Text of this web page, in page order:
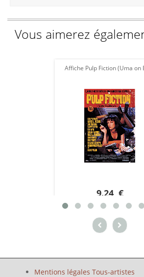
Vous aimerez
Affiche Pulp Fiction (Uma on
9.24 €
Mentions légales Tous-artistes